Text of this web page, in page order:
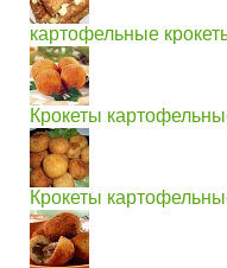
картофельные
Крокеты
Крокеты